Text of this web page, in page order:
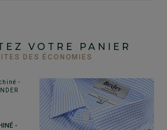
VOTRE PANIER
DES ÉCONOMIES
-